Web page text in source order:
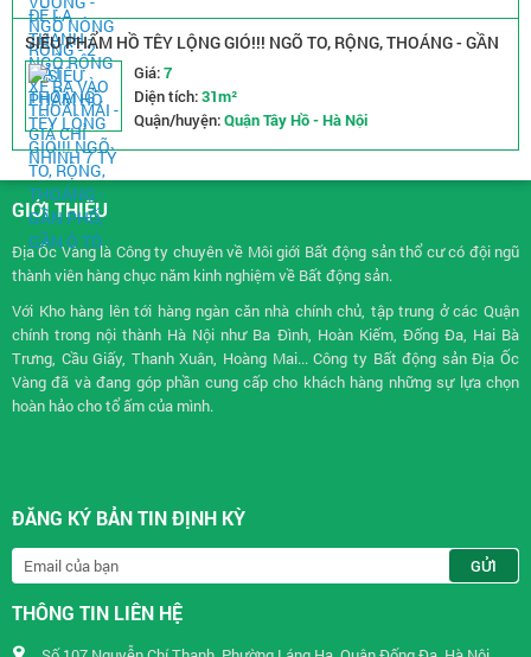
SIÊU PHẨM HỒ TÊY LỘNG GIÓ!!! NGÕ TO, RỘNG, THOÁNG - GẦN
PHỐ, GẦN Ô TÔGiá:7
Diện tích:31m²
Quận/huyện:Quận Tây Hồ - Hà Nội
GIỚI THIỆU
Địa Ốc Vàng là Công ty chuyên về Môi giới Bất động sảnthổ cư có đội ngũ
thành viên hàng chục năm kinh nghiệm về Bất động sản.
Với Kho hàng lên tới hàng ngàn căn nhà chính chủ, tập trung ở các Quận
chính trong nội thành Hà Nội như Ba Đình, Hoàn Kiếm, Đống Đa, Hai Bà
Trưng, Cầu Giấy, Thanh Xuân, Hoàng Mai... Công ty Bất động sản Địa Ốc
Vàng đã và đang góp phần cung cấp cho khách hàng những sự lựa chọn
hoàn hảo cho tổ ấm của mình.
ĐĂNG KÝ BẢN TIN ĐỊNH KỲ
THÔNG TIN LIÊN HỆ